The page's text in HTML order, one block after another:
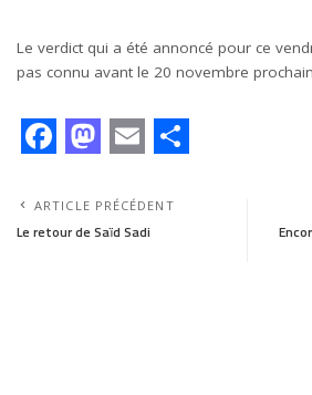
Le verdict qui a été annoncé pour ce
pas connu avant le 20 novembre
a
c
a
s
m
a
h
ARTICLE PRÉCÉDENT
Le retour de Saïd Sadi